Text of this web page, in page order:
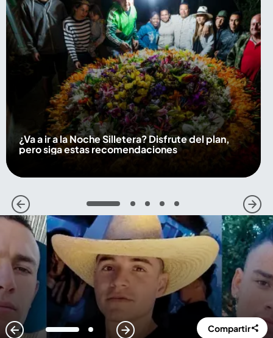
¿Va a ir a la Noche Silletera? Disfrute del plan,
pero siga estas recomendaciones
1 2 3 4 5
1 2 Compartir